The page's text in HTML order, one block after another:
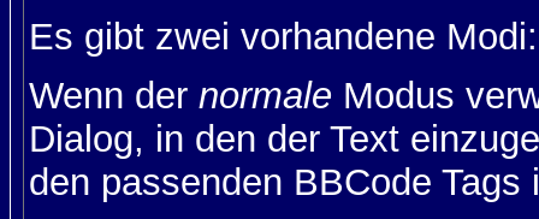
Es gibt zwei vorhandene
Wenn der normale Modus
Dialog, in den der Text
den passenden BBCode